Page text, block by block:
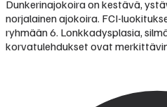
Dunkerinajokoira on kestävä,
norjalainen ajokoira. FCI-
ryhmään 6. Lonkkadysplasia,
korvatulehdukset ovat